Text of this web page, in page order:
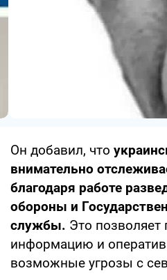
Он добавил, что
внимательно
благодаря работе
обороны и
службы. Это позволяет
информацию и
возможные угрозы с